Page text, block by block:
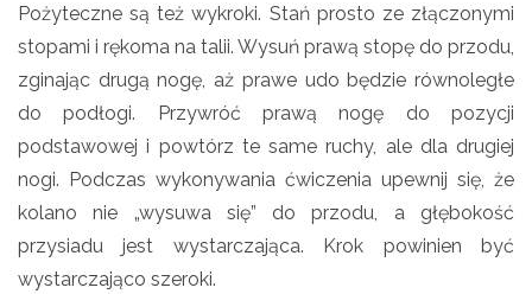
Pożyteczne są też wykroki. Stań prosto ze złączonymi
stopami i rękoma na talii. Wysuń prawą stopę do przodu,
zginając drugą nogę, aż prawe udo będzie równoległe
do podłogi. Przywróć prawą nogę do pozycji
podstawowej i powtórz te same ruchy, ale dla drugiej
nogi. Podczas wykonywania ćwiczenia upewnij się, że
kolano nie „wysuwa się” do przodu, a głębokość
przysiadu jest wystarczająca. Krok powinien być
wystarczająco szeroki.